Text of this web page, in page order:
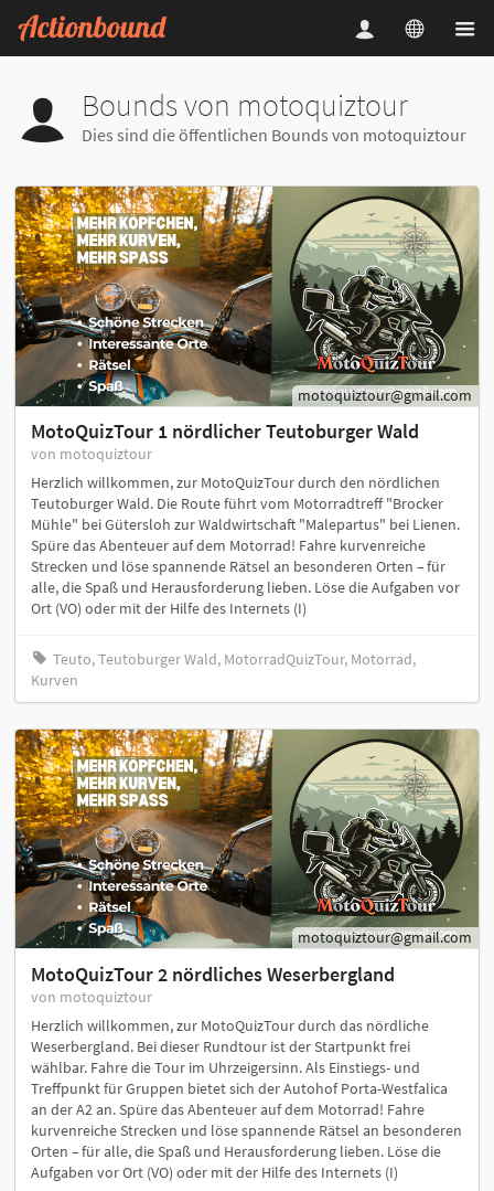
Bounds von motoquiztour
Dies sind die öffentlichen Bounds von motoquiztour
motoquiztour@gmail.com
MotoQuizTour 1 nördlicher Teutoburger Wald
von motoquiztour
Herzlich willkommen, zur MotoQuizTour durch den nördlichen
Teutoburger Wald. Die Route führt vom Motorradtreff "Brocker
Mühle" bei Gütersloh zur Waldwirtschaft "Malepartus" bei Lienen.
Spüre das Abenteuer auf dem Motorrad! Fahre kurvenreiche
Strecken und löse spannende Rätsel an besonderen Orten – für
alle, die Spaß und Herausforderung lieben. Löse die Aufgaben vor
Ort (VO) oder mit der Hilfe des Internets (I)
Teuto, Teutoburger Wald, MotorradQuizTour, Motorrad,
Kurven
motoquiztour@gmail.com
MotoQuizTour 2 nördliches Weserbergland
von motoquiztour
Herzlich willkommen, zur MotoQuizTour durch das nördliche
Weserbergland. Bei dieser Rundtour ist der Startpunkt frei
wählbar. Fahre die Tour im Uhrzeigersinn. Als Einstiegs- und
Treffpunkt für Gruppen bietet sich der Autohof Porta-Westfalica
an der A2 an. Spüre das Abenteuer auf dem Motorrad! Fahre
kurvenreiche Strecken und löse spannende Rätsel an besonderen
Orten – für alle, die Spaß und Herausforderung lieben. Löse die
Aufgaben vor Ort (VO) oder mit der Hilfe des Internets (I)